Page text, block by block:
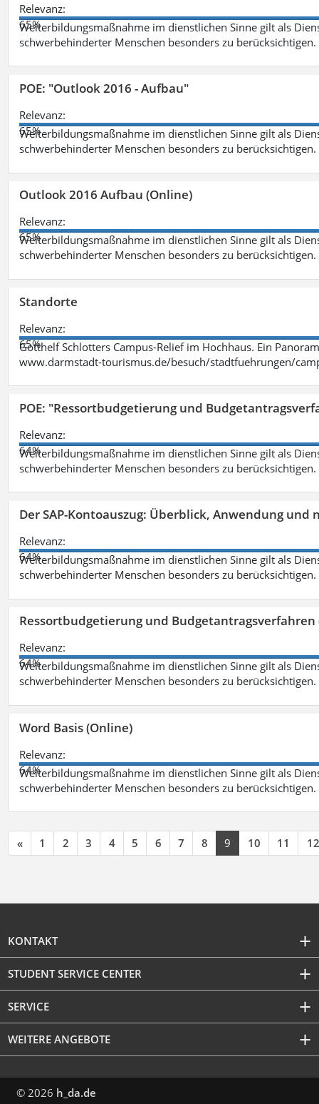
Relevanz:
65%
Weiterbildungsmaßnahme im dienstlichen Sinne gilt als
schwerbehinderter Menschen besonders zu berücksichtigen.
POE: "Outlook 2016 - Aufbau"
Relevanz:
65%
Weiterbildungsmaßnahme im dienstlichen Sinne gilt als
schwerbehinderter Menschen besonders zu berücksichtigen.
Outlook 2016 Aufbau (Online)
Relevanz:
65%
Weiterbildungsmaßnahme im dienstlichen Sinne gilt als
schwerbehinderter Menschen besonders zu berücksichtigen.
Standorte
Relevanz:
65%
Gotthelf Schlotters Campus-Relief im Hochhaus. Ein
www.darmstadt-tourismus.de/besuch/stadtfuehrungen/
POE: "Ressortbudgetierung und
Relevanz:
64%
Weiterbildungsmaßnahme im dienstlichen Sinne gilt als
schwerbehinderter Menschen besonders zu berücksichtigen.
Der SAP-Kontoauszug: Überblick, Anwendung
Relevanz:
64%
Weiterbildungsmaßnahme im dienstlichen Sinne gilt als
schwerbehinderter Menschen besonders zu berücksichtigen.
Ressortbudgetierung und Budgetantragsverfahren
Relevanz:
64%
Weiterbildungsmaßnahme im dienstlichen Sinne gilt als
schwerbehinderter Menschen besonders zu berücksichtigen.
Word Basis (Online)
Relevanz:
64%
Weiterbildungsmaßnahme im dienstlichen Sinne gilt als
schwerbehinderter Menschen besonders zu berücksichtigen.
« 1 2 3 4 5 6 7 8 9 10 11 12
KONTAKT
STUDENT SERVICE CENTER
SERVICE
WEITERE ANGEBOTE
© 2026 h_da.de